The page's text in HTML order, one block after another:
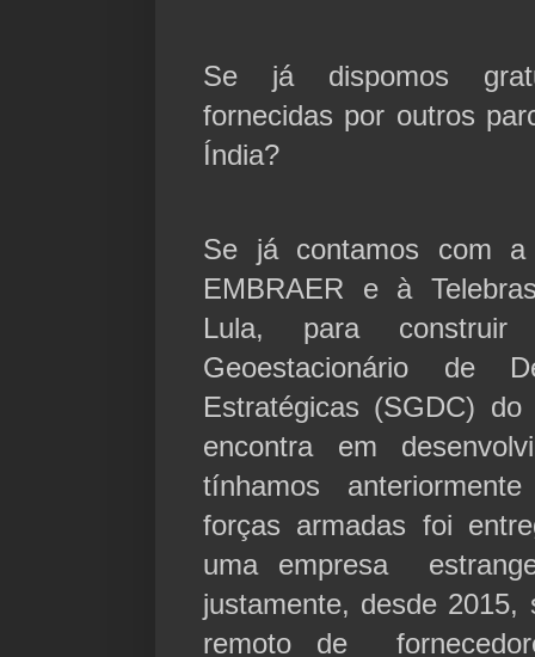
Se já dispomos
fornecidas por outros
Índia?
Se já contamos com
EMBRAER e à
Lula, para
Geoestacionário de
Estratégicas (SGDC)
encontra em
tínhamos
forças armadas foi
uma empresa
justamente, desde 2015,
remoto de